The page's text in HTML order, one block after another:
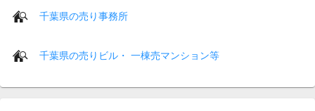
千葉県の売り事務所
千葉県の売りビル・ 一棟売マンション等